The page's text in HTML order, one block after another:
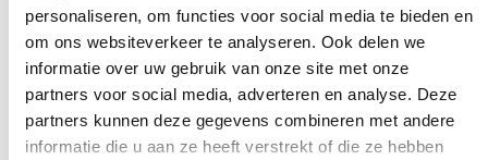
personaliseren, om functies voor social media te bieden en
om ons websiteverkeer te analyseren. Ook delen we
informatie over uw gebruik van onze site met onze
partners voor social media, adverteren en analyse. Deze
partners kunnen deze gegevens combineren met andere
informatie die u aan ze heeft verstrekt of die ze hebben
wegwerphandschoenen zijn ideaal voor professionele
toepassingen, maar ook voor persoonlijk gebruik.
Nitrile handschoenen zijn verkrijgbaar in de volgende
kleuren: